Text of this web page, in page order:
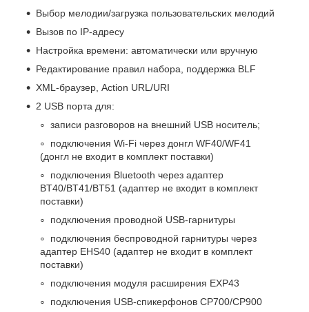
Выбор мелодии/загрузка пользовательских мелодий
Вызов по IP-адресу
Настройка времени: автоматически или вручную
Редактирование правил набора, поддержка BLF
XML-браузер, Action URL/URI
2 USB порта для:
записи разговоров на внешний USB носитель;
подключения Wi-Fi через донгл WF40/WF41
(донгл не входит в комплект поставки)
подключения Bluetooth через адаптер
BT40/BT41/BT51 (адаптер не входит в комплект
поставки)
подключения проводной USB-гарнитуры
подключения беспроводной гарнитуры через
адаптер EHS40 (адаптер не входит в комплект
поставки)
подключения модуля расширения EXP43
подключения USB-спикерфонов CP700/CP900